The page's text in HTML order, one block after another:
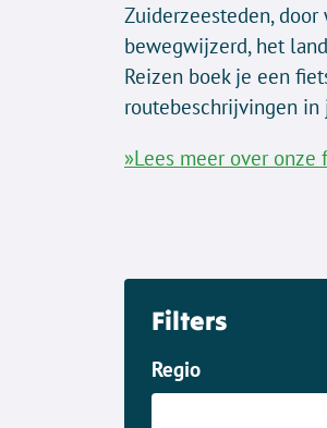
Zuiderzeesteden,
bewegwijzerd, het
Reizen boek je een
routebeschrijvingen in
»Lees meer over
Filters
Regio